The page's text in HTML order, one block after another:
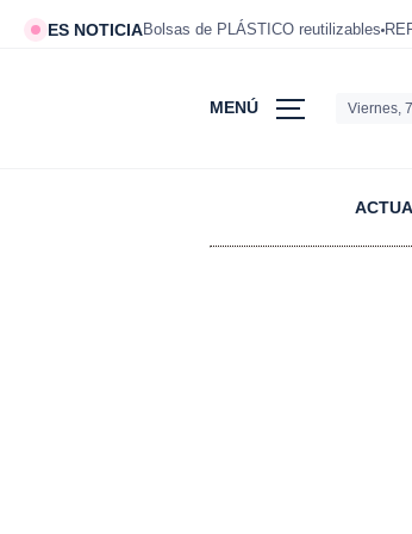
ES NOTICIABolsas de PLÁSTICO reutilizables
MENÚ Viernes,